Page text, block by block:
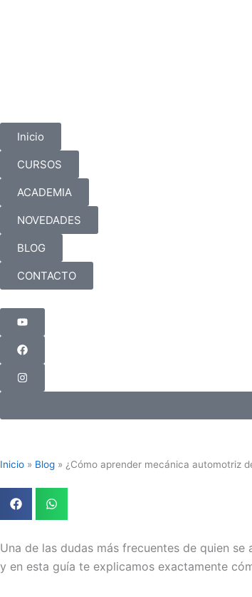
Inicio
CURSOS
ACADEMIA
NOVEDADES
BLOG
CONTACTO
Inicio » Blog » ¿Cómo aprender mecánica automotriz
Una de las dudas más frecuentes de quien
y en esta guía te explicamos exactamente